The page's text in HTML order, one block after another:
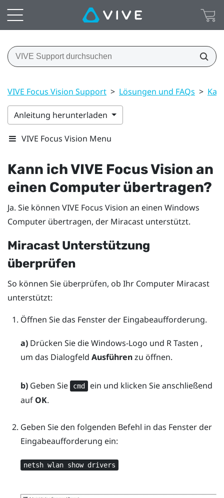
VIVE Focus Vision Support > Lösungen und FAQs >
Anleitung herunterladen
VIVE Focus Vision Menu
Kann ichVIVE Focus Vision an
einen Computer übertragen?
Ja. Sie können VIVE Focus Vision an einen Windows
Computer übertragen, der Miracast unterstützt.
Miracast Unterstützung
überprüfen
So können Sie überprüfen, ob Ihr Computer Miracast
unterstützt:
Öffnen Sie das Fenster der Eingabeaufforderung.
a)Drücken Sie dieWindows-Logo und RTasten ,
um das Dialogfeld Ausführenzu öffnen.
b)Geben Sie cmd
ein und klicken Sie anschließend
auf OK.
Geben Sie den folgenden Befehl in das Fenster der
Eingabeaufforderung ein:
netsh wlan show drivers